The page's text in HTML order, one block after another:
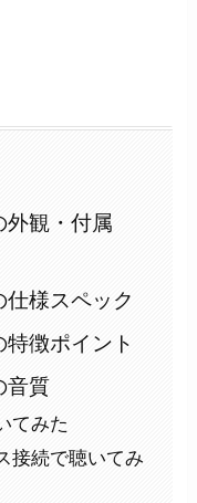
観・付属
様スペック
徴ポイント
音質
てみた
接続で聴いてみ